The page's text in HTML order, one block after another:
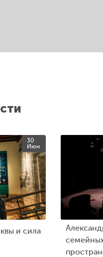
30
Июн
и сила